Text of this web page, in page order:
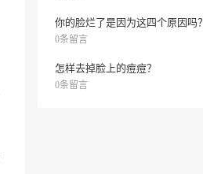
你的脸烂了是因为这四个原因吗？
0条留言
怎样去掉脸上的痘痘？
0条留言